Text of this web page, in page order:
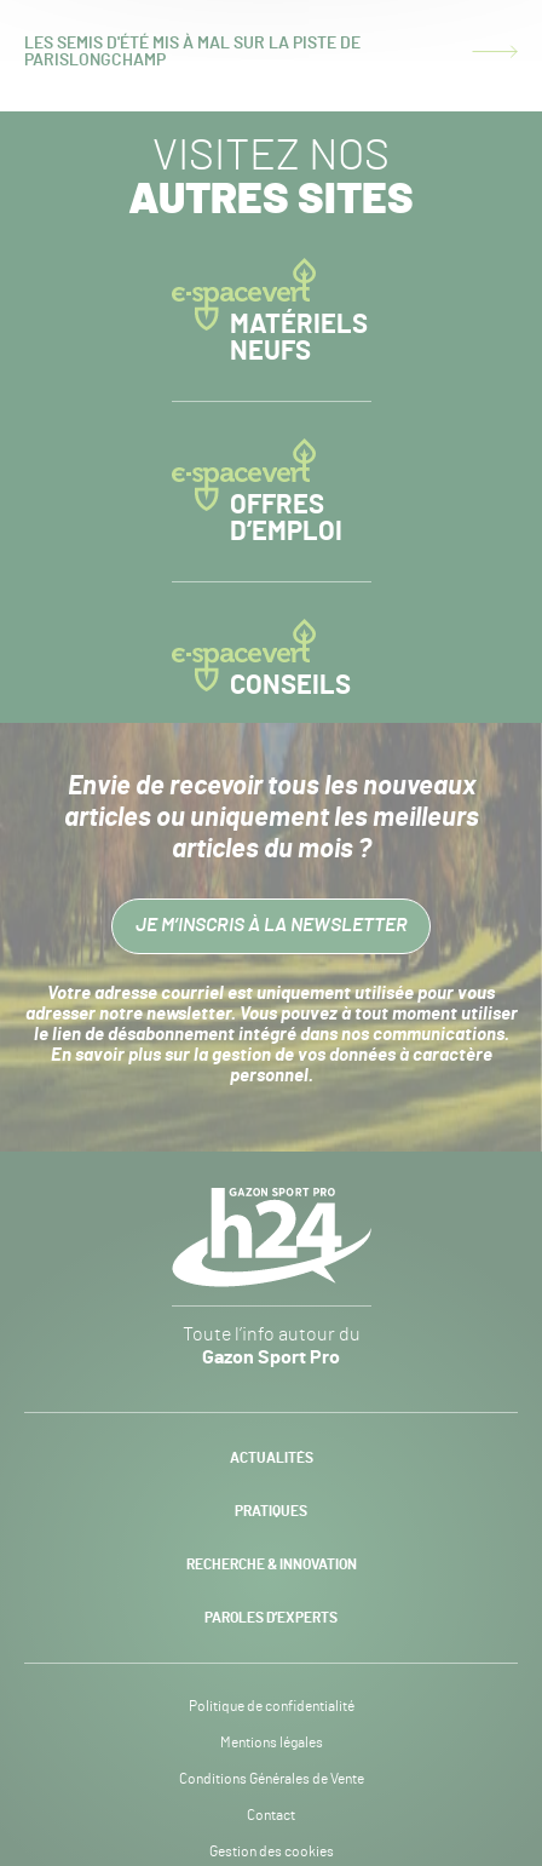
ARTICLE
LES SEMIS D'ÉTÉ MIS À MAL SUR LA PISTE DE
PARISLONGCHAMP
VISITEZ NOS
AUTRES SITES
MATÉRIELS
NEUFS
OFFRES
D’EMPLOI
CONSEILS
Envie de recevoir tous les nouveaux
articlesou uniquement les meilleurs
articles du mois ?
JE M’INSCRIS À LA NEWSLETTER
Votre adresse courriel est uniquement utilisée pour vous
adresser notre newsletter. Vous pouvez à tout moment utiliser
le lien de désabonnement intégré dans nos communications.
En savoir plus sur la gestion de vos données à caractère
personnel.
Sport
Pro
-
Toute l’info autour du
Gazon Sport Pro
ACTUALITÉS
PRATIQUES
RECHERCHE & INNOVATION
PAROLES D’EXPERTS
Politique de confidentialité
Mentions légales
Conditions Générales de Vente
Contact
Gestion des cookies